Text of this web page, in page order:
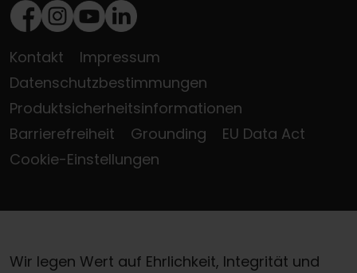
Facebook
Instagram
Youtube
LinkedIn
Kontakt
Impressum
Datenschutzbestimmungen
Produktsicherheitsinformationen
Barrierefreiheit
Grounding
EU Data Act
Cookie-Einstellungen
Wir legen Wert auf Ehrlichkeit, Integrität und